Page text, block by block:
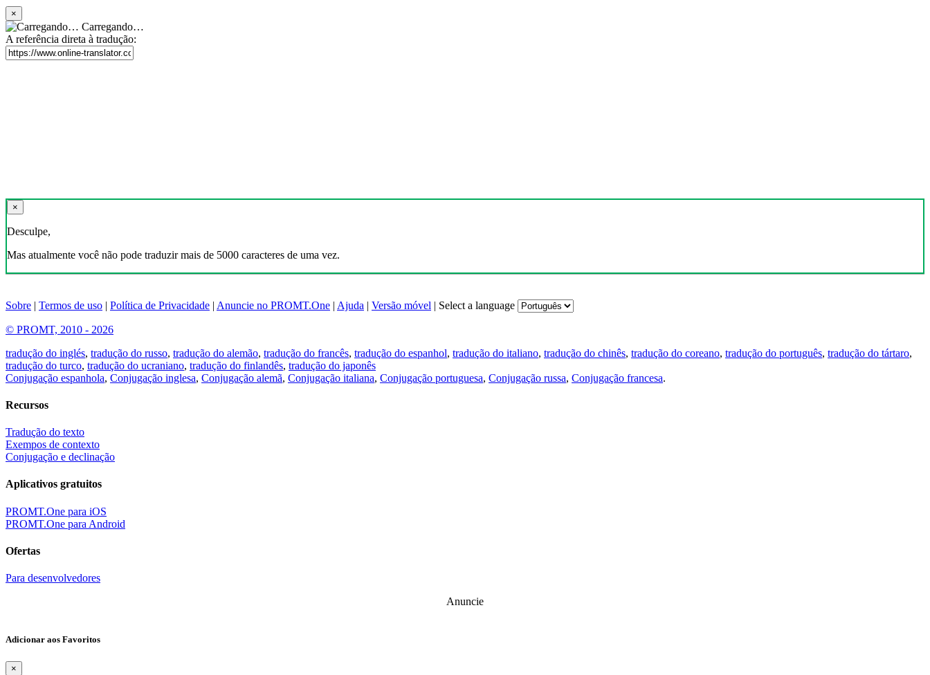
×
Carregando…
A referência direta à tradução:
×
Desculpe,
Mas atualmente você não pode traduzir mais de 5000 caracteres de uma vez.
Sobre | Termos de uso | Política de Privacidade | Anuncie no PROMT.One | Ajuda | Versão móvel | Select a language
© PROMT, 2010 - 2026
tradução do inglés, tradução do russo, tradução do alemão, tradução do francês, tradução do espanhol, tradução do italiano, tradução do chinês, tradução do coreano, tradução do português, tradução do tártaro,
tradução do turco, tradução do ucraniano, tradução do finlandês, tradução do japonês
Conjugação espanhola, Conjugação inglesa, Conjugação alemã, Conjugação italiana, Conjugação portuguesa, Conjugação russa, Conjugação francesa.
Recursos
Tradução do texto
Exempos de contexto
Conjugação e declinação
Aplicativos gratuitos
PROMT.One para iOS
PROMT.One para Android
Ofertas
Para desenvolvedores
Anuncie
Adicionar aos Favoritos
×